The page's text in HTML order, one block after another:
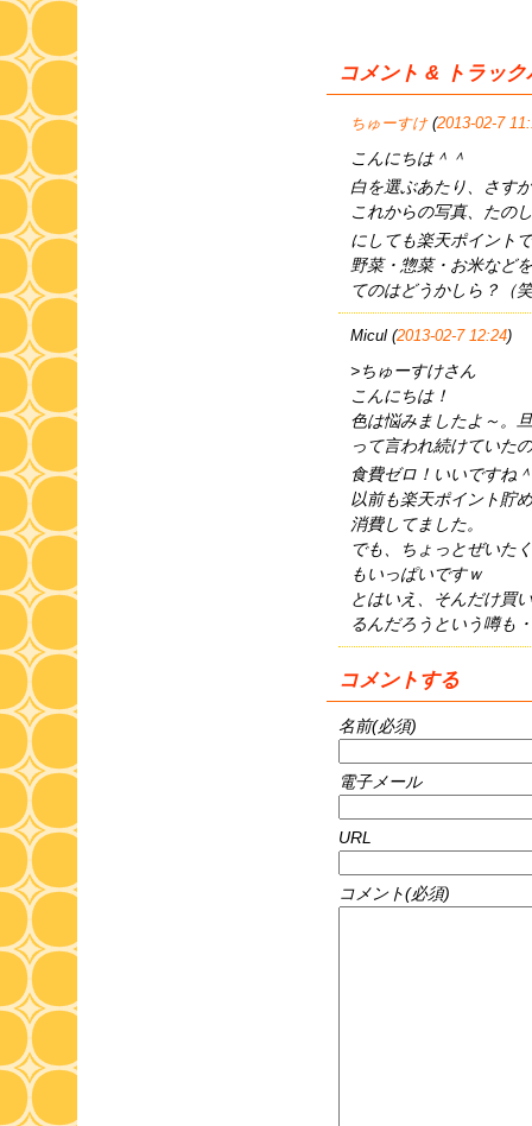
コメント & トラック
ちゅーすけ(2013-02-7
こんにちは＾＾
白を選ぶあたり、さす
これからの写真、たの
にしても楽天ポイント
野菜・惣菜・お米など
てのはどうかしら？（
Micul (2013-02-7 12:24)
>ちゅーすけさん
こんにちは！
色は悩みましたよ～。
って言われ続けていた
食費ゼロ！いいですね
以前も楽天ポイント貯
消費してました。
でも、ちょっとぜいた
もいっぱいですｗ
とはいえ、そんだけ買
るんだろうという噂も
コメントする
名前(必須)
電子メール
URL
コメント(必須)